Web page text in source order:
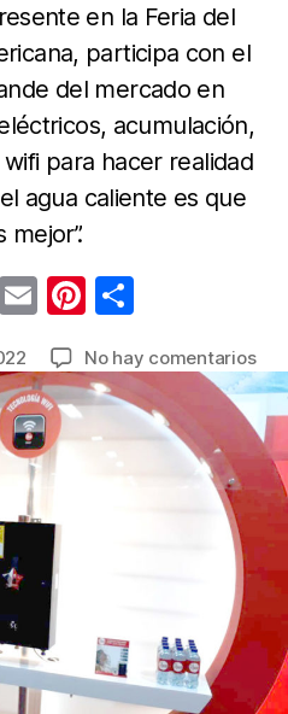
en la Feria del
participa con el
del mercado en
acumulación,
para hacer realidad
agua caliente es que
mejor”.
T E
ail
Pi
er
e
st
m
p
ar
No hay comentariosen
Con
la
del
de